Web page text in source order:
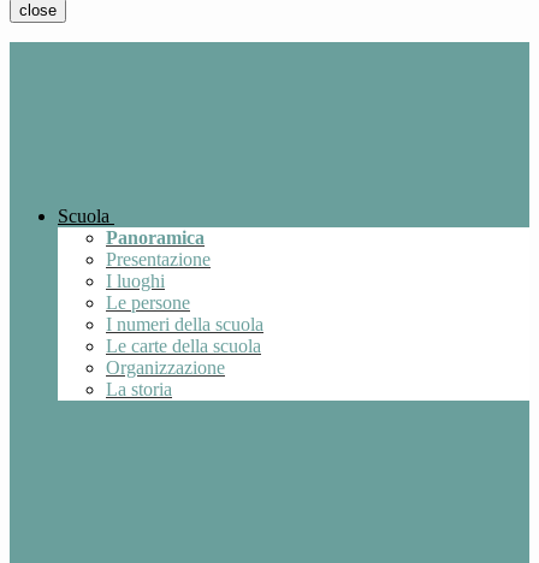
close
Scuola
Panoramica
Presentazione
I luoghi
Le persone
I numeri della scuola
Le carte della scuola
Organizzazione
La storia